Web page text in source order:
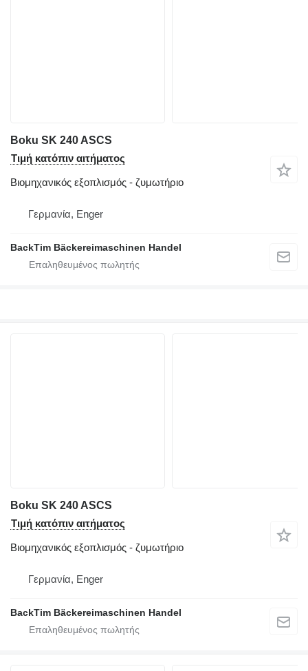
Boku SK 240 ASCS
Τιμή κατόπιν αιτήματος
Βιομηχανικός εξοπλισμός - ζυμωτήριο
Γερμανία, Enger
BackTim Bäckereimaschinen Handel
Boku SK 240 ASCS
Τιμή κατόπιν αιτήματος
Βιομηχανικός εξοπλισμός - ζυμωτήριο
Γερμανία, Enger
BackTim Bäckereimaschinen Handel